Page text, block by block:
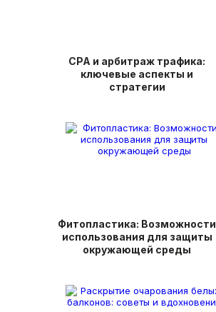
СРА и арбитраж трафика:
ключевые аспекты и
стратегии
Фитопластика: Возможности
использования для защиты
окружающей среды